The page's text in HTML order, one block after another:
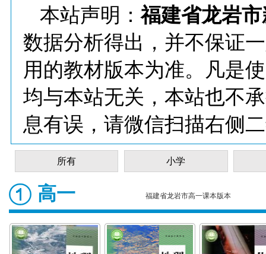
本站声明：福建省龙岩
数据分析得出，并不保证
用的教材版本为准。凡是
均与本站无关，本站也不
息有误，请微信扫描右侧
所有 小学
高一 福建省龙岩市高一课本版本